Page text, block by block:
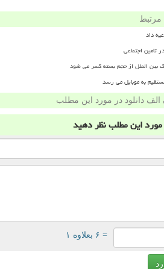
مرتبط
داد
تامین اجتماعی
بین الملل از حجم بسته کسر می شود
به موبایل می رسد
الف دانلود در مورد این مطلب
این مطلبنظر دهید
= ۶ بعلاوه ۱